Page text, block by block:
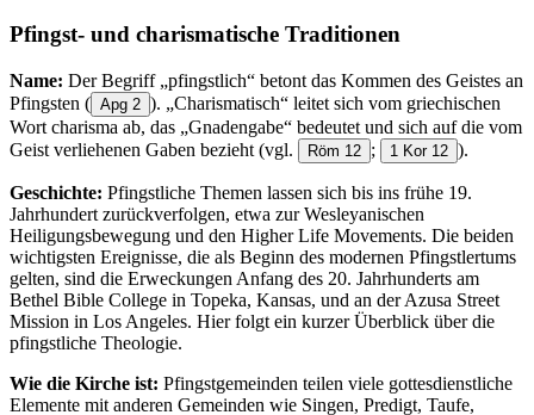
Pfingst- und charismatische Traditionen
Name: Der Begriff „pfingstlich“ betont das Kommen des Geistes an
Pfingsten ( Apg 2 ). „Charismatisch“ leitet sich vom griechischen
Wort charisma ab, das „Gnadengabe“ bedeutet und sich auf die vom
Geist verliehenen Gaben bezieht (vgl.
Röm 12 ; 1 Kor 12 ).
Geschichte: Pfingstliche Themen lassen sich bis ins frühe 19.
Jahrhundert zurückverfolgen, etwa zur Wesleyanischen
Heiligungsbewegung und den Higher Life Movements. Die beiden
wichtigsten Ereignisse, die als Beginn des modernen Pfingstlertums
gelten, sind die Erweckungen Anfang des 20. Jahrhunderts am
Bethel Bible College in Topeka, Kansas, und an der Azusa Street
Mission in Los Angeles. Hier folgt ein kurzer Überblick über die
pfingstliche Theologie.
Wie die Kirche ist: Pfingstgemeinden teilen viele gottesdienstliche
Elemente mit anderen Gemeinden wie Singen, Predigt, Taufe,